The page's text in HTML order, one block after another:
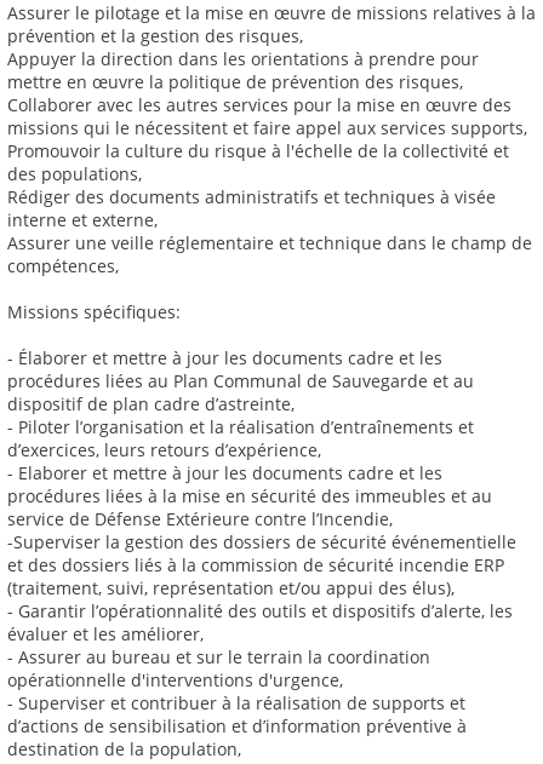
Assurer le pilotage et la mise en œuvre de missions relatives à la
prévention et la gestion des risques,
Appuyer la direction dans les orientations à prendre pour
mettre en œuvre la politique de prévention des risques,
Collaborer avec les autres services pour la mise en œuvre des
missions qui le nécessitent et faire appel aux services supports,
Promouvoir la culture du risque à l'échelle de la collectivité et
des populations,
Rédiger des documents administratifs et techniques à visée
interne et externe,
Assurer une veille réglementaire et technique dans le champ de
compétences,
Missions spécifiques:
- Élaborer et mettre à jour les documents cadre et les
procédures liées au Plan Communal de Sauvegarde et au
dispositif de plan cadre d’astreinte,
- Piloter l’organisation et la réalisation d’entraînements et
d’exercices, leurs retours d’expérience,
- Elaborer et mettre à jour les documents cadre et les
procédures liées à la mise en sécurité des immeubles et au
service de Défense Extérieure contre l’Incendie,
-Superviser la gestion des dossiers de sécurité événementielle
et des dossiers liés à la commission de sécurité incendie ERP
(traitement, suivi, représentation et/ou appui des élus),
- Garantir l’opérationnalité des outils et dispositifs d’alerte, les
évaluer et les améliorer,
- Assurer au bureau et sur le terrain la coordination
opérationnelle d'interventions d'urgence,
- Superviser et contribuer à la réalisation de supports et
d’actions de sensibilisation et d’information préventive à
destination de la population,